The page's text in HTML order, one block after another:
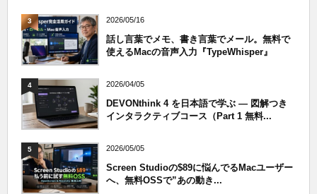
3 2026/05/16
話し言葉でメモ、書き言葉でメール。無料で
使えるMacの音声入力『TypeWhisper』
4 2026/04/05
DEVONthink 4 を日本語で学ぶ — 図解つき
インタラクティブコース（Part 1 無料...
5 2026/05/05
Screen Studioの$89に悩んでるMacユーザー
へ、無料OSSで”あの動き...